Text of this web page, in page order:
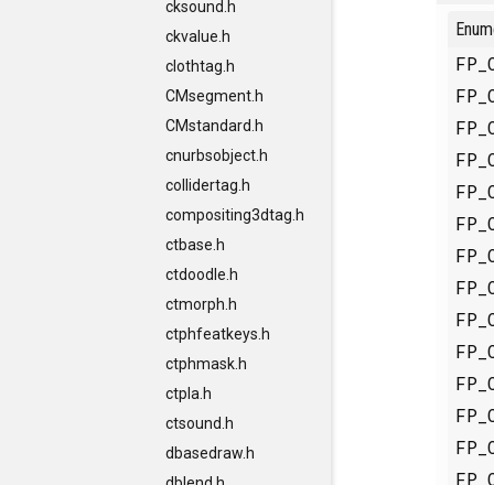
cksound.h
ckvalue.h
clothtag.h
CMsegment.h
CMstandard.h
cnurbsobject.h
collidertag.h
compositing3dtag.h
ctbase.h
ctdoodle.h
ctmorph.h
ctphfeatkeys.h
ctphmask.h
ctpla.h
ctsound.h
dbasedraw.h